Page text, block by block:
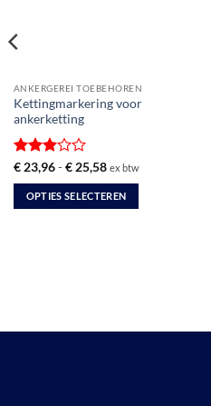
ANKERGEREI TOEBEHOREN
Kettingmarkering voor
ankerketting
Gewaardeerd
3uit 5
€23,96 - €25,58Prijsklasse:
tot
€ 25,58
ex btw
OPTIES SELECTEREN
optie